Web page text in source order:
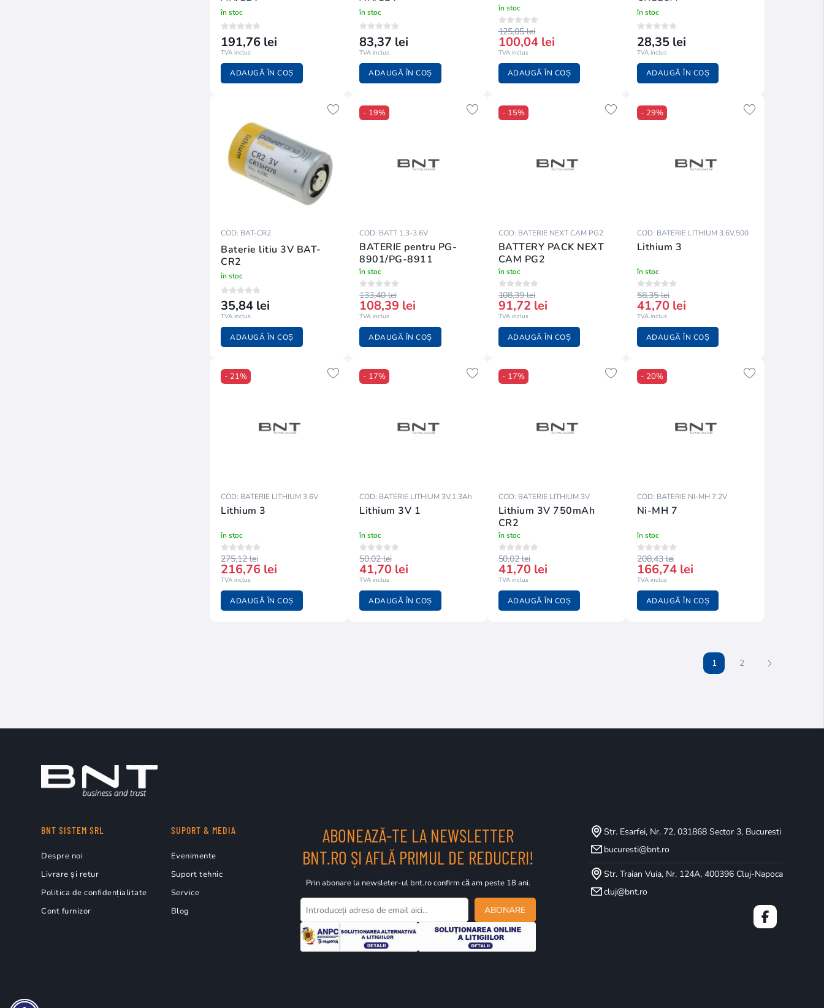
în stoc
191,76 lei
TVA inclus
ADAUGĂ ÎN COȘ
în stoc
83,37 lei
TVA inclus
ADAUGĂ ÎN COȘ
în stoc
125,05 lei
100,04 lei
TVA inclus
ADAUGĂ ÎN COȘ
în stoc
28,35 lei
TVA inclus
ADAUGĂ ÎN COȘ
COD: BAT-CR2
Baterie litiu 3V BAT-
CR2
în stoc
35,84 lei
TVA inclus
ADAUGĂ ÎN COȘ
- 19%
COD: BATT 1.3-3.6V
BATERIE pentru PG-
8901/PG-8911
în stoc
133,40 lei
108,39 lei
TVA inclus
ADAUGĂ ÎN COȘ
- 15%
COD: BATERIE NEXT CAM PG2
BATTERY PACK NEXT
CAM PG2
în stoc
108,39 lei
91,72 lei
TVA inclus
ADAUGĂ ÎN COȘ
- 29%
COD: BATERIE LITHIUM 3.6V,500
Lithium 3
în stoc
58,35 lei
41,70 lei
TVA inclus
ADAUGĂ ÎN COȘ
- 21%
COD: BATERIE LITHIUM 3.6V
Lithium 3
în stoc
275,12 lei
216,76 lei
TVA inclus
ADAUGĂ ÎN COȘ
- 17%
COD: BATERIE LITHIUM 3V,1.3Ah
Lithium 3V 1
în stoc
50,02 lei
41,70 lei
TVA inclus
ADAUGĂ ÎN COȘ
- 17%
COD: BATERIE LITHIUM 3V
Lithium 3V 750mAh
CR2
în stoc
50,02 lei
41,70 lei
TVA inclus
ADAUGĂ ÎN COȘ
- 20%
COD: BATERIE NI-MH 7.2V
Ni-MH 7
în stoc
208,43 lei
166,74 lei
TVA inclus
ADAUGĂ ÎN COȘ
1 2
BNT SISTEM SRL
Despre noi
Livrare și retur
Politica de confidențialitate
Cont furnizor
SUPORT & MEDIA
Evenimente
Suport tehnic
Service
Blog
ABONEAZĂ-TE LA NEWSLETTER
BNT.RO ȘI AFLĂ PRIMUL DE REDUCERI!
Prin abonare la newsleter-ul bnt.ro confirm că am peste 18 ani.
ABONARE
Str. Esarfei, Nr. 72, 031868 Sector 3, Bucuresti
bucuresti@bnt.ro
Str. Traian Vuia, Nr. 124A, 400396 Cluj-Napoca
cluj@bnt.ro